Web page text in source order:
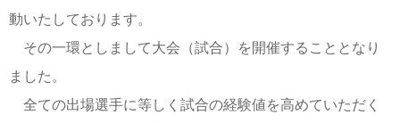
動いたしております。
その一環としまして大会（試合）を開催することとなり
ました。
全ての出場選手に等しく試合の経験値を高めていただく